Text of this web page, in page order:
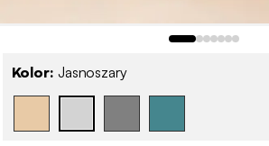
Kolor: Jasnoszary